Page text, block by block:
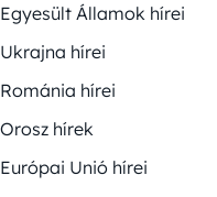
Egyesült Államok hírei
Ukrajna hírei
Románia hírei
Orosz hírek
Európai Unió hírei